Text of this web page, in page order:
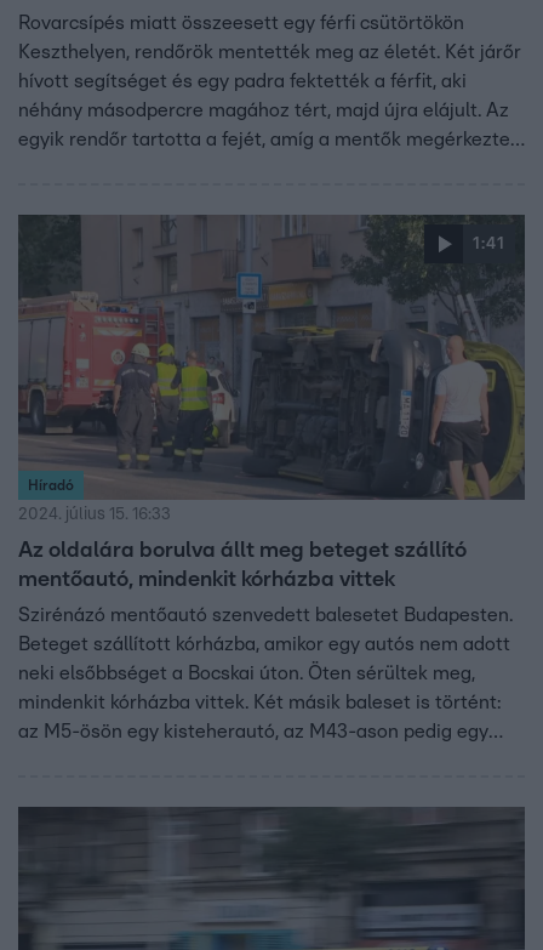
Rovarcsípés miatt összeesett egy férfi csütörtökön
Keszthelyen, rendőrök mentették meg az életét. Két járőr
hívott segítséget és egy padra fektették a férfit, aki
néhány másodpercre magához tért, majd újra elájult. Az
egyik rendőr tartotta a fejét, amíg a mentők megérkeztek.
esetben fontos, hogy a beteget minél hamarabb ellássák.
1:41
Híradó
2024. július 15. 16:33
Az oldalára borulva állt meg beteget szállító
mentőautó, mindenkit kórházba vittek
Szirénázó mentőautó szenvedett balesetet Budapesten.
Beteget szállított kórházba, amikor egy autós nem adott
neki elsőbbséget a Bocskai úton. Öten sérültek meg,
mindenkit kórházba vittek. Két másik baleset is történt:
az M5-ösön egy kisteherautó, az M43-ason pedig egy